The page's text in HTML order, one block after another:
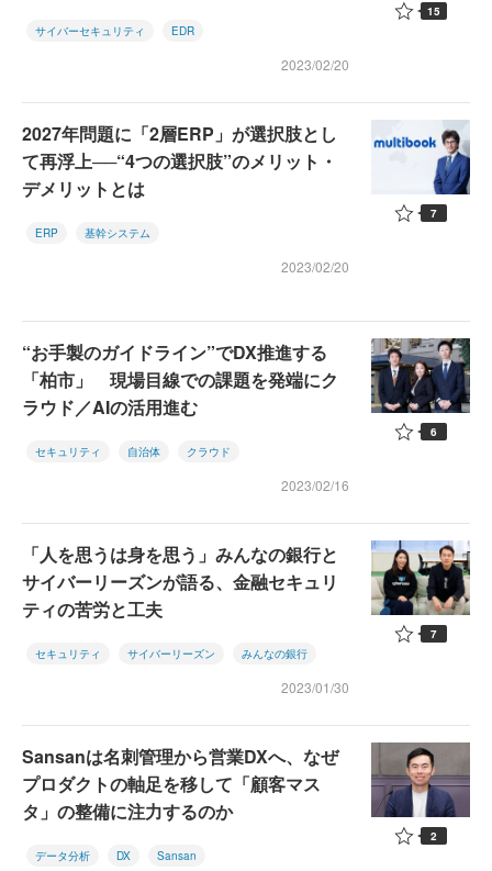
サイバーセキュリティ EDR
2023/02/20
15
2027年問題に「2層ERP」が選択肢とし
て再浮上──“4つの選択肢”のメリット・
デメリットとは
ERP 基幹システム
2023/02/20
7
“お手製のガイドライン”でDX推進する
「柏市」 現場目線での課題を発端にク
ラウド／AIの活用進む
セキュリティ 自治体 クラウド
2023/02/16
6
「人を思うは身を思う」みんなの銀行と
サイバーリーズンが語る、金融セキュリ
ティの苦労と工夫
セキュリティ サイバーリーズン みんなの銀行
2023/01/30
7
Sansanは名刺管理から営業DXへ、なぜ
プロダクトの軸足を移して「顧客マス
タ」の整備に注力するのか
データ分析 DX Sansan
2